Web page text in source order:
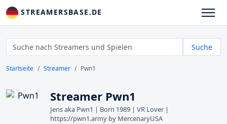
STREAMERSBASE.DE
Suche
Startseite Streamer Pwn1
Streamer Pwn1
Jens aka Pwn1 | Born 1989 | VR Lover |
https://pwn1.army by MercenaryUSA